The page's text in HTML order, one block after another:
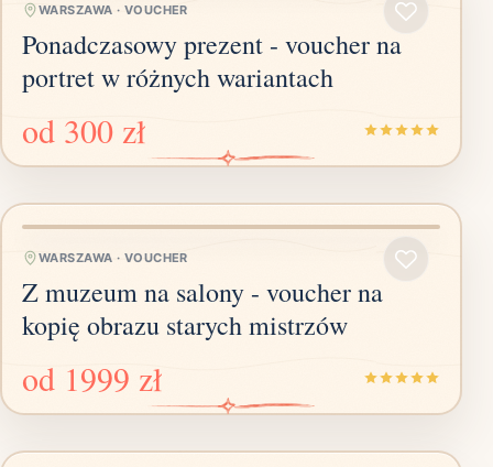
WARSZAWA · VOUCHER
Ponadczasowy prezent - voucher na
portret w różnych wariantach
od 300 zł
WARSZAWA · VOUCHER
Z muzeum na salony - voucher na
kopię obrazu starych mistrzów
od 1999 zł